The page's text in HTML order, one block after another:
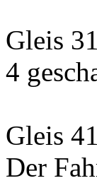
Gleis
4
Gleis
Der